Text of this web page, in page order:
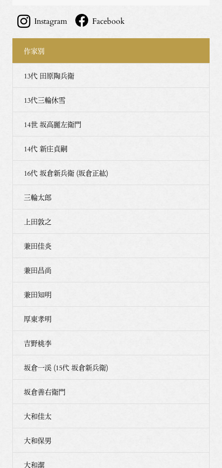
Instagram Facebook
作家別
13代 田原陶兵衛
13代三輪休雪
14世 坂高麗左衛門
14代 新庄貞嗣
16代 坂倉新兵衛 (坂倉正紘)
三輪太郎
上田敦之
兼田佳炎
兼田昌尚
兼田知明
厚東孝明
吉野桃李
坂倉一渓 (15代 坂倉新兵衛)
坂倉善右衛門
大和佳太
大和保男
大和潔